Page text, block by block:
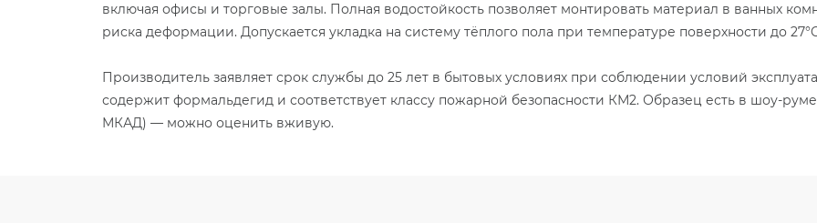
включая офисы и торговые залы. Полная водостойкость позволяет монтировать материал в ванных
риска деформации. Допускается укладка на систему тёплого пола при температуре поверхности до
Производитель заявляет срок службы до 25 лет в бытовых условиях при соблюдении условий
содержит формальдегид и соответствует классу пожарной безопасности КМ2. Образец есть в шоу-руме
МКАД) — можно оценить вживую.